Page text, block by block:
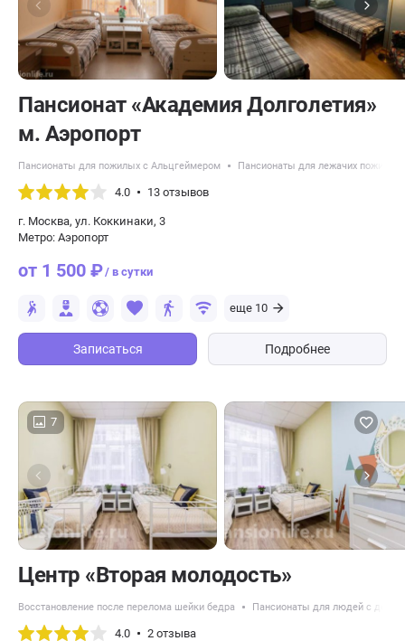
Пансионат «Академия Долголетия»
м. Аэропорт
Пансионаты для пожилых с Альцгеймером Пансионаты для лежачих
4.0 13 отзывов
г. Москва, ул. Коккинаки, 3
Метро: Аэропорт
от 1 500 ₽/ в сутки
еще 10
Записаться Подробнее
7
Центр «Вторая молодость»
Восстановление после перелома шейки бедра Пансионаты для людей с
4.0 2 отзыва